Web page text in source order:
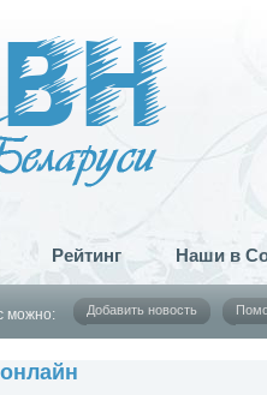
Рейтинг Наши в
можно: Добавить новость